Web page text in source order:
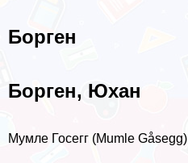
Борген
Борген, Юхан
Мумле Госегг (Mumle Gåsegg)